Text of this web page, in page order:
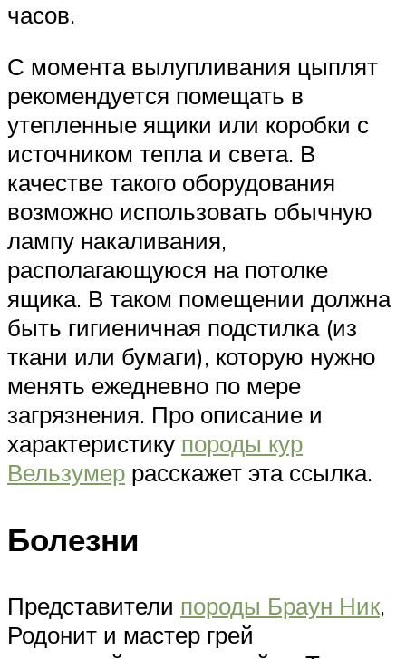
часов.
С момента вылупливания цыплят
рекомендуется помещать в
утепленные ящики или коробки с
источником тепла и света. В
качестве такого оборудования
возможно использовать обычную
лампу накаливания,
располагающуюся на потолке
ящика. В таком помещении должна
быть гигиеничная подстилка (из
ткани или бумаги), которую нужно
менять ежедневно по мере
загрязнения. Про описание и
характеристику породы кур
Вельзумер расскажет эта ссылка.
Болезни
Представители породы Браун Ник,
Родонит и мастер грей